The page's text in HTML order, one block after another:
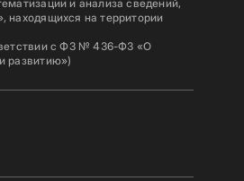
и анализа сведений,
находящихся на территории
с ФЗ № 436-ФЗ «О
развитию»)